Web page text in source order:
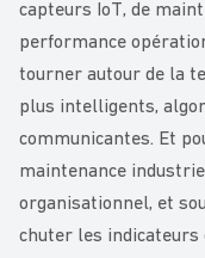
capteurs IoT, de
performance
tourner autour de la
plus intelligents,
communicantes. Et
maintenance
organisationnel, et
chuter les indicateurs